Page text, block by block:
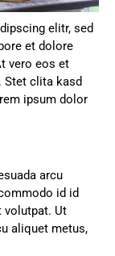
elitr, sed
et dolore
vero eos et
Stet clita kasd
ipsum dolor
arcu
id id
volutpat. Ut
aliquet metus,